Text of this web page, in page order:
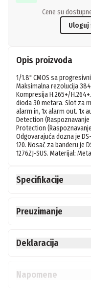
Kontakti
Cene su
Uloguj
Opis proizvoda
1/1.8" CMOS sa
Maksimalna rezolucija
Kompresija H.265+/
dioda 30 metara. Slot za
alarm in, 1x alarm out. 1x
Detection
Protection
Odgovarajuća dozna je
120. Nosač za banderu je
1276ZJ-SUS. Materijal:
Specifikacije
Preuzimanje
Deklaracija
Napomene